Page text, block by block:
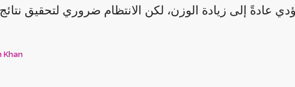
عادةً إلى زيادة الوزن، لكن الانتظام ضروري لتحقيق
Khan